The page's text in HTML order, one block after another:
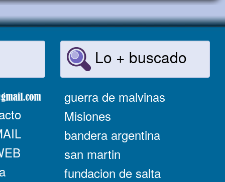
Lo + buscado
guerra de malvinas
Misiones
bandera argentina
san martin
fundacion de salta